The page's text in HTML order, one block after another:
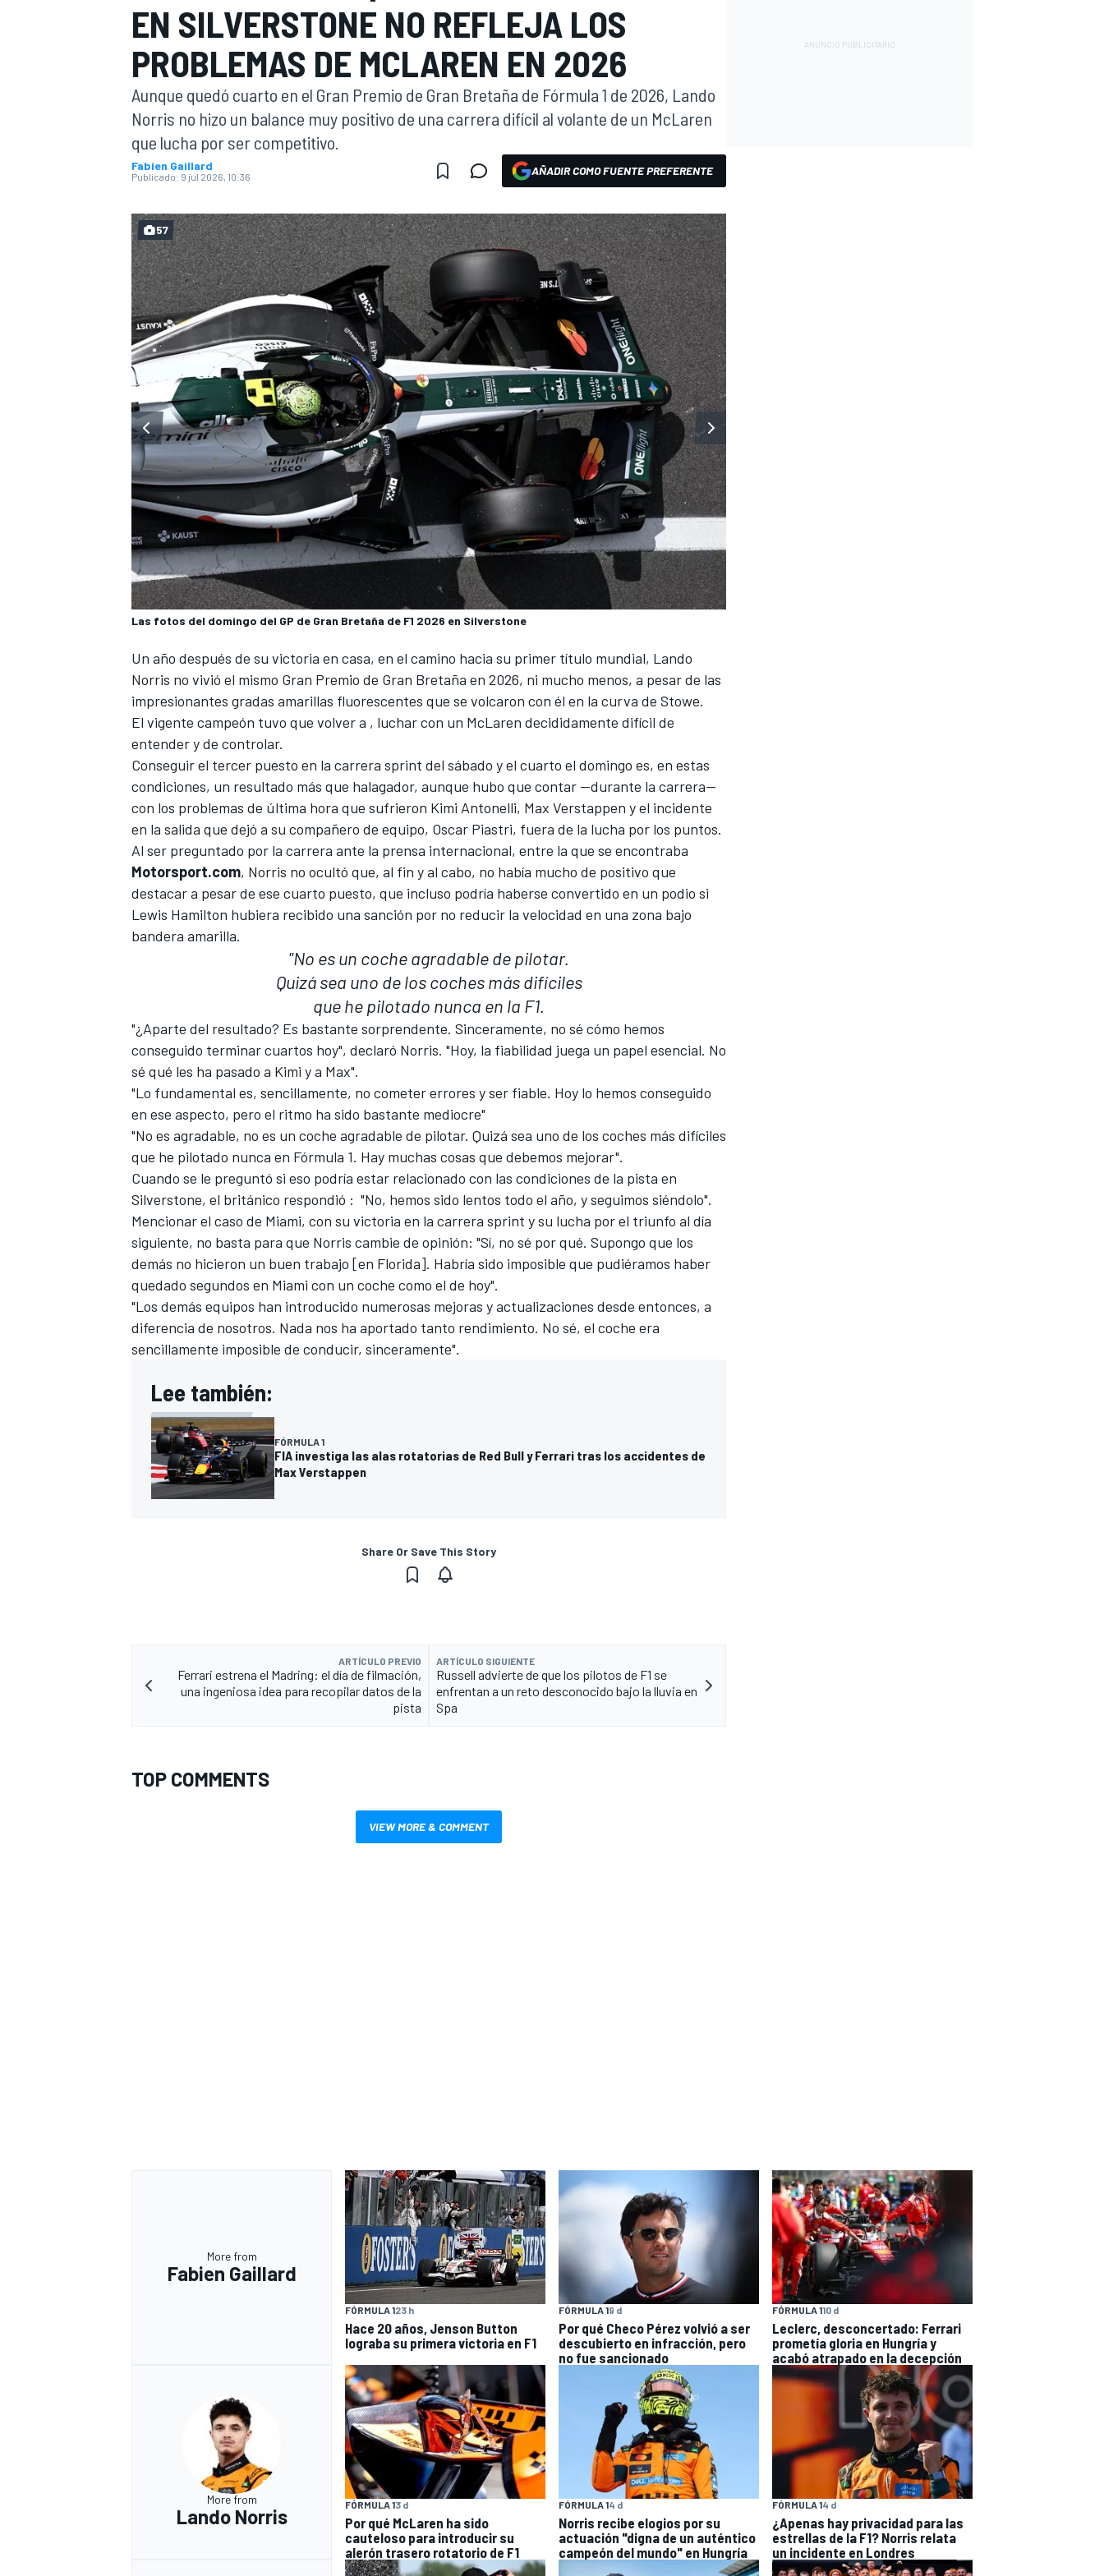
FÓRMULA E MOTO
NASCARINDYCARSPORTSCAR
MÁS
EN SILVERSTONE NO REFLEJA LOS
PROBLEMAS DE MCLAREN EN 2026
Aunque quedó cuarto en el Gran Premio de Gran Bretaña de Fórmula 1 de 2026, Lando
Norris no hizo un balance muy positivo de una carrera difícil al volante de un McLaren
que lucha por ser competitivo.
Fabien Gaillard
Publicado: 9 jul 2026, 10:36 AÑADIR COMO FUENTE PREFERENTE
Las fotos del domingo del GP de Gran Bretaña de F1 2026 en Silverstone
57
Un año después de su victoria en casa, en el camino hacia su primer título mundial, Lando
Norris no vivió el mismo Gran Premio de Gran Bretaña en 2026, ni mucho menos, a pesar de las
impresionantes gradas amarillas fluorescentes que se volcaron con él en la curva de Stowe.
El vigente campeón tuvo que volver a , luchar con un McLaren decididamente difícil de
entender y de controlar.
Conseguir el tercer puesto en la carrera sprint del sábado y el cuarto el domingo es, en estas
condiciones, un resultado más que halagador, aunque hubo que contar —durante la carrera—
con los problemas de última hora que sufrieron Kimi Antonelli, Max Verstappen y el incidente
en la salida que dejó a su compañero de equipo, Oscar Piastri, fuera de la lucha por los puntos.
Al ser preguntado por la carrera ante la prensa internacional, entre la que se encontraba
Motorsport.com, Norris no ocultó que, al fin y al cabo, no había mucho de positivo que
destacar a pesar de ese cuarto puesto, que incluso podría haberse convertido en un podio si
Lewis Hamilton hubiera recibido una sanción por no reducir la velocidad en una zona bajo
bandera amarilla.
"No es un coche agradable de pilotar.
Quizá sea uno de los coches más difíciles
que he pilotado nunca en la F1.
"¿Aparte del resultado? Es bastante sorprendente. Sinceramente, no sé cómo hemos
conseguido terminar cuartos hoy", declaró Norris. "Hoy, la fiabilidad juega un papel esencial. No
sé qué les ha pasado a Kimi y a Max".
"Lo fundamental es, sencillamente, no cometer errores y ser fiable. Hoy lo hemos conseguido
en ese aspecto, pero el ritmo ha sido bastante mediocre"
"No es agradable, no es un coche agradable de pilotar. Quizá sea uno de los coches más difíciles
que he pilotado nunca en Fórmula 1. Hay muchas cosas que debemos mejorar".
Cuando se le preguntó si eso podría estar relacionado con las condiciones de la pista en
Silverstone, el británico respondió : "No, hemos sido lentos todo el año, y seguimos siéndolo".
Mencionar el caso de Miami, con su victoria en la carrera sprint y su lucha por el triunfo al día
siguiente, no basta para que Norris cambie de opinión: "Sí, no sé por qué. Supongo que los
demás no hicieron un buen trabajo [en Florida]. Habría sido imposible que pudiéramos haber
quedado segundos en Miami con un coche como el de hoy".
"Los demás equipos han introducido numerosas mejoras y actualizaciones desde entonces, a
diferencia de nosotros. Nada nos ha aportado tanto rendimiento. No sé, el coche era
sencillamente imposible de conducir, sinceramente".
Lee también:
FÓRMULA 1
FIA investiga las alas rotatorias de Red Bull y Ferrari tras los accidentes de
Max Verstappen
Share Or Save This Story
ARTÍCULO PREVIO
Ferrari estrena el Madring: el día de filmación,
una ingeniosa idea para recopilar datos de la
pista
ARTÍCULO SIGUIENTE
Russell advierte de que los pilotos de F1 se
enfrentan a un reto desconocido bajo la lluvia en
Spa
TOP COMMENTS
VIEW MORE & COMMENT
More from
Fabien Gaillard
FÓRMULA 123 h
Hace 20 años, Jenson Button
lograba su primera victoria en F1
FÓRMULA 19 d
Por qué Checo Pérez volvió a ser
descubierto en infracción, pero
no fue sancionado
FÓRMULA 110 d
Leclerc, desconcertado: Ferrari
prometía gloria en Hungría y
acabó atrapado en la decepción
More from
Lando Norris
FÓRMULA 13 d
Por qué McLaren ha sido
cauteloso para introducir su
alerón trasero rotatorio de F1
FÓRMULA 14 d
Norris recibe elogios por su
actuación "digna de un auténtico
campeón del mundo" en Hungría
FÓRMULA 14 d
¿Apenas hay privacidad para las
estrellas de la F1? Norris relata
un incidente en Londres